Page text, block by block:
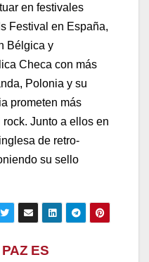
en festivales
Festival en España,
Bélgica y
Checa con más
Polonia y su
prometen más
Junto a ellos en
de retro-
su sello
ES